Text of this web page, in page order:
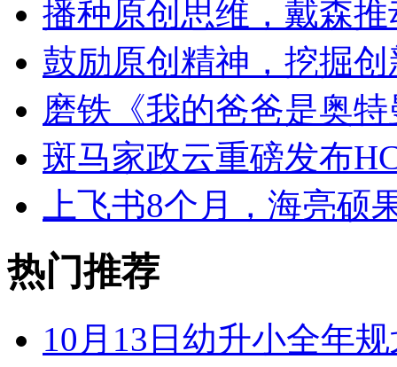
播种原创思维，戴森
鼓励原创精神，挖掘
磨铁《我的爸爸是奥
斑马家政云重磅发布
上飞书8个月，海亮硕
热门推荐
10月13日幼升小全年